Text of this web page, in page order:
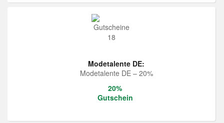
Modetalente DE:
Modetalente DE – 20%
20%
Gutschein